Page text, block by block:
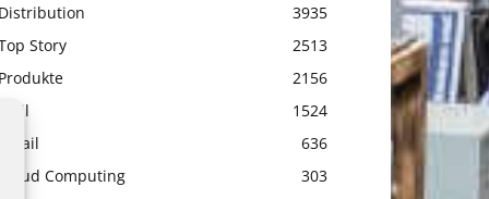
3935
Story
2513
2156
1524
636
Computing
303